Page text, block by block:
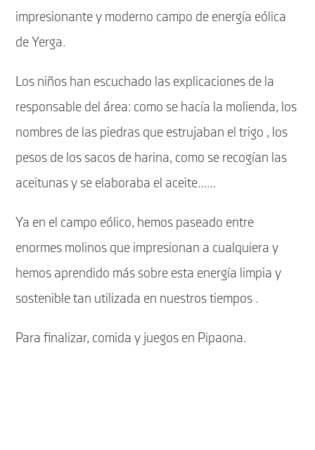
impresionante y moderno campo de energía eólica
de Yerga.
Los niños han escuchado las explicaciones de la
responsable del área: como se hacía la molienda, los
nombres de las piedras que estrujaban el trigo , los
pesos de los sacos de harina, como se recogían las
aceitunas y se elaboraba el aceite……
Ya en el campo eólico, hemos paseado entre
enormes molinos que impresionan a cualquiera y
hemos aprendido más sobre esta energía limpia y
sostenible tan utilizada en nuestros tiempos .
Para finalizar, comida y juegos en Pipaona.